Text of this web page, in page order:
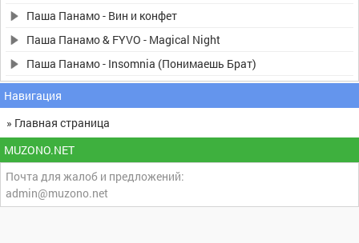
Паша Панамо - Вин и конфет
Паша Панамо & FYVO - Magical Night
Паша Панамо - Insomnia (Понимаешь Брат)
Навигация
» Главная страница
MUZONO.NET
Почта для жалоб и предложений:
admin@muzono.net